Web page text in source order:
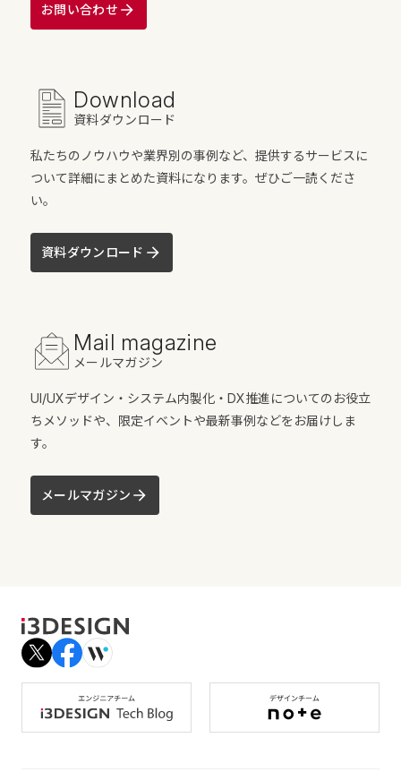
お問い合わせ
Download
資料ダウンロード
私たちのノウハウや業界別の事例など、提供するサービスに
ついて詳細にまとめた資料になります。ぜひご一読くださ
い。
資料ダウンロード
Mail magazine
メールマガジン
UI/UXデザイン・システム内製化・DX推進についてのお役立
ちメソッドや、限定イベントや最新事例などをお届けしま
す。
メールマガジン